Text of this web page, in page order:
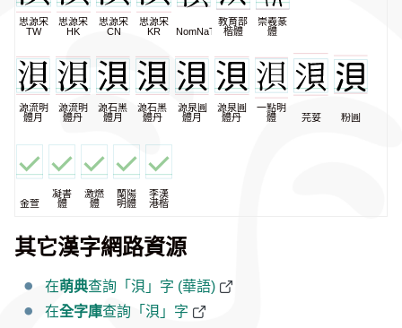
思源宋
TW
思源宋
HK
思源宋
CN
思源宋
KR
NomNaTong
教育部
楷體
崇羲篆
體
源流明
體月
源流明
體丹
源石黑
體月
源石黑
體丹
源泉圓
體月
源泉圓
體丹
一點明
體
芫荽 粉圓
金萱
凝書
體
激燃
體
蘭陽
明體
李漢
港楷
其它漢字網路資源
在萌典查詢「浿」字 (華語)
在全字庫查詢「浿」字